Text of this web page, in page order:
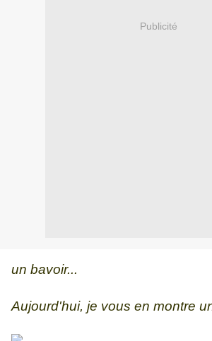
Publicité
un bavoir...
Aujourd'hui, je vous en montre